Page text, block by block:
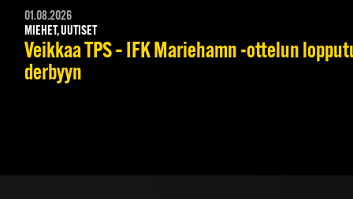
01.08.2026
MIEHET, UUTISET
Veikkaa TPS – IFK Mariehamn -ottelun
derbyyn